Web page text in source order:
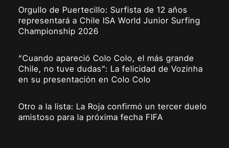
Orgullo de Puertecillo: Surfista de 12 años
representará a Chile ISA World Junior Surfing
Championship 2026
“Cuando apareció Colo Colo, el más grande
Chile, no tuve dudas”: La felicidad de Vozinha
en su presentación en Colo Colo
Otro a la lista: La Roja confirmó un tercer duelo
amistoso para la próxima fecha FIFA